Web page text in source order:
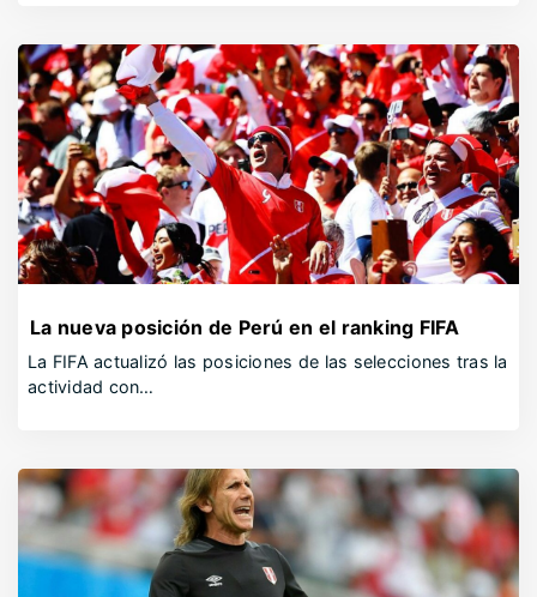
La nueva posición de Perú en el ranking FIFA
La FIFA actualizó las posiciones de las selecciones tras la
actividad con…